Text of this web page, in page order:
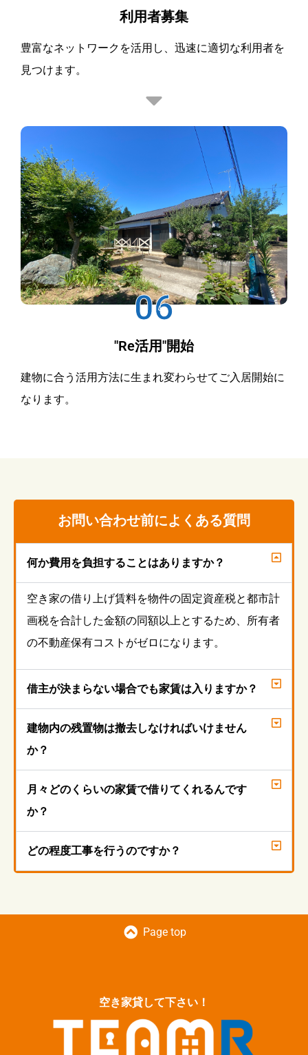
利用者募集
豊富なネットワークを活用し、迅速に適切な利用者を
見つけます。
06
"Re活用"開始
建物に合う活用方法に生まれ変わらせてご入居開始に
なります。
お問い合わせ前によくある質問
何か費用を負担することはありますか？
空き家の借り上げ賃料を物件の固定資産税と都市計
画税を合計した金額の同額以上とするため、所有者
の不動産保有コストがゼロになります。
借主が決まらない場合でも家賃は入りますか？
建物内の残置物は撤去しなければいけません
か？
月々どのくらいの家賃で借りてくれるんです
か？
どの程度工事を行うのですか？
Page top
空き家貸して下さい！